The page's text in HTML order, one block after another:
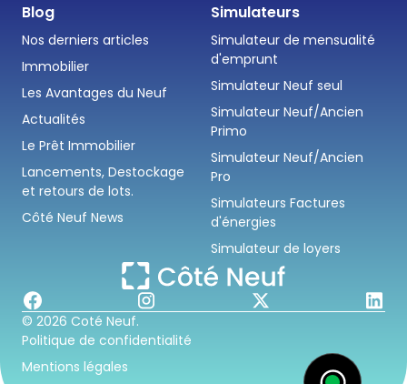
Blog
Nos derniers articles
Immobilier
Les Avantages du Neuf
Actualités
Le Prêt Immobilier
Lancements, Destockage
et retours de lots.
Côté Neuf News
Simulateurs
Simulateur de mensualité
d'emprunt
Simulateur Neuf seul
Simulateur Neuf/Ancien
Primo
Simulateur Neuf/Ancien
Pro
Simulateurs Factures
d'énergies
Simulateur de loyers
© 2026 Coté Neuf.
Politique de confidentialité
Mentions légales